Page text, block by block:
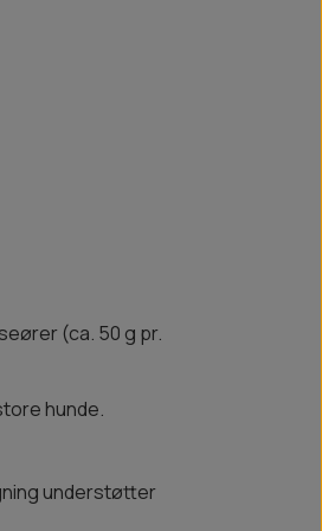
(ca. 50 g pr.
hunde.
understøtter